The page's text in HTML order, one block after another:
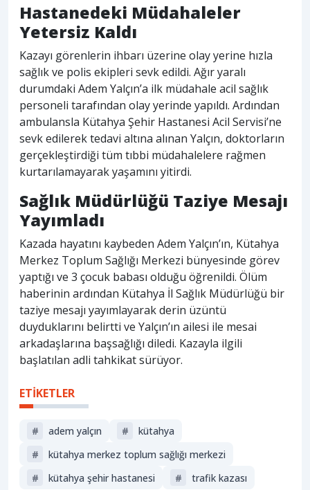
Hastanedeki Müdahaleler
Yetersiz Kaldı
Kazayı görenlerin ihbarı üzerine olay yerine hızla
sağlık ve polis ekipleri sevk edildi. Ağır yaralı
durumdaki Adem Yalçın’a ilk müdahale acil sağlık
personeli tarafından olay yerinde yapıldı. Ardından
ambulansla Kütahya Şehir Hastanesi Acil Servisi’ne
sevk edilerek tedavi altına alınan Yalçın, doktorların
gerçekleştirdiği tüm tıbbi müdahalelere rağmen
kurtarılamayarak yaşamını yitirdi.
Sağlık Müdürlüğü Taziye Mesajı
Yayımladı
Kazada hayatını kaybeden Adem Yalçın’ın, Kütahya
Merkez Toplum Sağlığı Merkezi bünyesinde görev
yaptığı ve 3 çocuk babası olduğu öğrenildi. Ölüm
haberinin ardından Kütahya İl Sağlık Müdürlüğü bir
taziye mesajı yayımlayarak derin üzüntü
duyduklarını belirtti ve Yalçın’ın ailesi ile mesai
arkadaşlarına başsağlığı diledi. Kazayla ilgili
başlatılan adli tahkikat sürüyor.
ETİKETLER
# adem yalçın #
kütahya
#
kütahya merkez toplum sağlığı merkezi
#
kütahya şehir hastanesi # trafik kazası